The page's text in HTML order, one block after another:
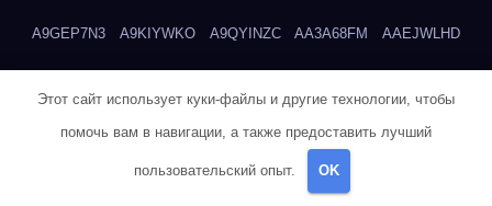
A9GEP7N3 A9KIYWKO A9QYINZC AA3A68FM AAEJWLHD
ADMVWTS8 ADOE3V3Y
Этот сайт использует куки-файлы и другие технологии, чтобы
помочь вам в навигации, а также предоставить лучший
пользовательский опыт. OK